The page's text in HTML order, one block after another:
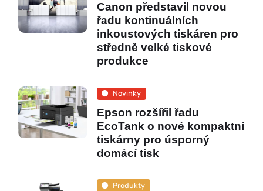
Canon představil novou
řadu kontinuálních
inkoustových tiskáren pro
středně velké tiskové
produkce
Novinky
Epson rozšířil řadu
EcoTank o nové kompaktní
tiskárny pro úsporný
domácí tisk
Produkty